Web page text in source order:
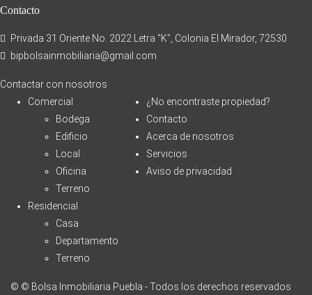
Contacto
Privada 31 Oriente No. 2022 Letra “K”, Colonia El Mirador, 72530
bipbolsainmobiliaria@gmail.com
Contactar con nosotros
Comercial
Bodega
Edificio
Local
Oficina
Terreno
Residencial
Casa
Departamento
Terreno
¿No encontraste propiedad?
Contacto
Acerca de nosotros
Servicios
Aviso de privacidad
© © Bolsa Inmobiliaria Puebla - Todos los derechos reservados